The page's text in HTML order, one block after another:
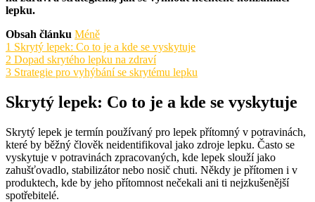
lepku.
Obsah článku Méně
1 Skrytý lepek: Co to je a kde se vyskytuje
2 Dopad skrytého lepku na zdraví
3 Strategie pro vyhýbání se skrytému lepku
Skrytý lepek: Co to je a kde se vyskytuje
Skrytý lepek je termín používaný pro lepek přítomný v potravinách,
které by běžný člověk neidentifikoval jako zdroje lepku. Často se
vyskytuje v potravinách zpracovaných, kde lepek slouží jako
zahušťovadlo, stabilizátor nebo nosič chuti. Někdy je přítomen i v
produktech, kde by jeho přítomnost nečekali ani ti nejzkušenější
spotřebitelé.